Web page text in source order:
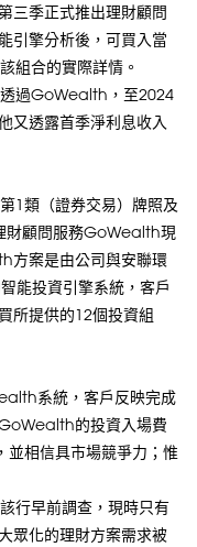
三季正式推出理財顧問
擎分析後，可買入當
組合的實際詳情。
過GoWealth，至2024
又透露首季淨利息收入
1類（證券交易）牌照及
財顧問服務GoWealth現
方案是由公司與安聯環
能投資引擎系統，客戶
所提供的12個投資組
系統，客戶反映完成
的投資入場費
並相信具市場競爭力；惟
行早前調查，現時只有
眾化的理財方案需求被